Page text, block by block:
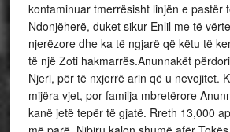
kontaminuar tmerrësisht linjën e pastër
Ndonjëherë, duket sikur Enlil me të
njerëzore dhe ka të ngjarë që këtu të
të një Zoti hakmarrës.Anunnakët
Njeri, për të nxjerrë arin që u nevojitet.
mijëra vjet, por familja mbretërore
kanë jetë tepër të gjatë. Rreth 13,000